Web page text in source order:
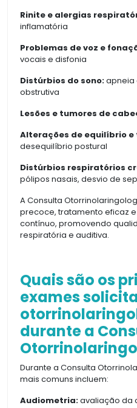
Rinite e alergias
inflamatória
Problemas de voz e
vocais e disfonia
Distúrbios do sono:apneia
obstrutiva
Lesões e tumores de
Alterações de equilíbrio
desequilíbrio postural
Distúrbios respiratórios
pólipos nasais, desvio de
A Consulta
precoce, tratamento eficaz
contínuo, promovendo
respiratória e auditiva.
Quais são os
exames
durante a
Durante a Consulta
mais comuns incluem:
Audiometria:avaliação da